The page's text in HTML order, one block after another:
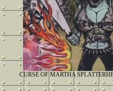
CURSE OF MARTHA